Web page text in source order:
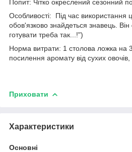
Попит: Чітко окреслений сезонний
Особливості: Під час використання
обов'язково знайдеться знавець.
готувати треба так...!")
Норма витрати: 1 столова ложка на
посилення аромату від сухих
Приховати
Характеристики
Основні